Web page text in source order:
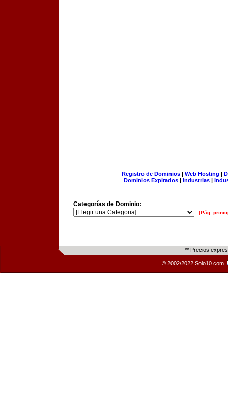
Registro de Dominios| Web Hosting |
Dominios Expirados | Industrias |
Categorías de Dominio:
[Pág.
** Precios
© 2002/2022 Solo10.com